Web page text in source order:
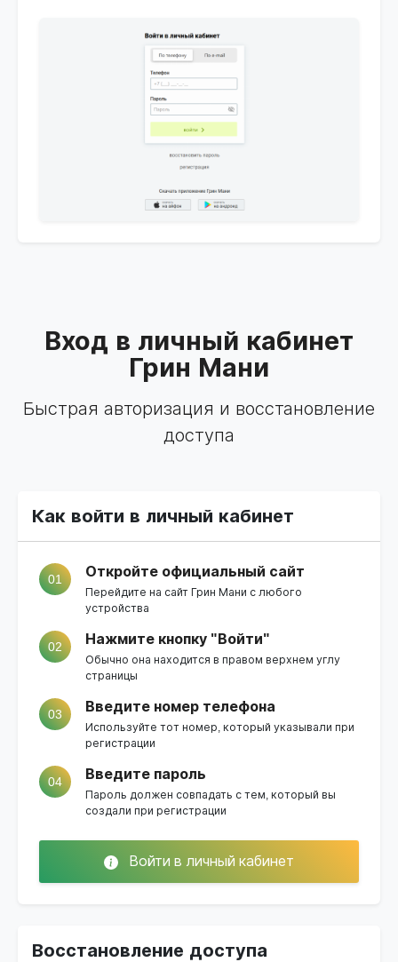
Вход в личный кабинет
Грин Мани
Быстрая авторизация и восстановление
доступа
Как войти в личный кабинет
01 Откройте официальный сайт
Перейдите на сайт Грин Мани с любого
устройства
02 Нажмите кнопку "Войти"
Обычно она находится в правом верхнем углу
страницы
03 Введите номер телефона
Используйте тот номер, который указывали при
регистрации
04 Введите пароль
Пароль должен совпадать с тем, который вы
создали при регистрации
Войти в личный кабинет
Восстановление доступа